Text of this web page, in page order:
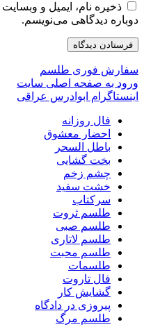
ذخیره نام، ایمیل و
دوباره دیدگاهی می‌نویسم.
سفارش فوری طلسم
ورود به صفحه اصلی سایت
اینستاگرام ابوادرس عراقی
فال روزانه
احضار معشوق
باطل السحر
بخت گشایی
چشم زخم
خشت سفید
سرکتاب
طلسم ثروت
طلسم صبی
طلسم لاتاری
طلسم محبت
طلسمات
فال تاروت
گشایش کار
پیروزی در دادگاه
طلسم مرگ